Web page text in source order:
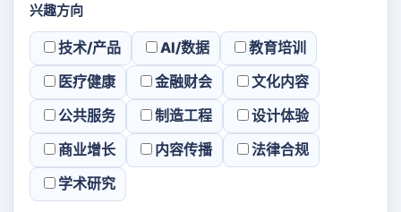
兴趣方向
技术/产品 AI/数据
教育培训
医疗健康
金融财会
文化内容
公共服务
制造工程
设计体验
商业增长
内容传播
法律合规
学术研究